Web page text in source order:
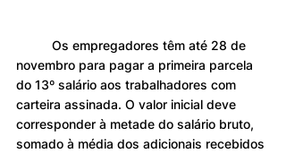
novembro para pagar a primeira parcela
do 13º salário aos trabalhadores com
carteira assinada. O valor inicial deve
corresponder à metade do salário bruto,
somado à média dos adicionais recebidos